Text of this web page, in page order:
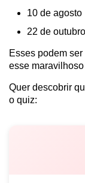
10 de agosto
22 de outubro
Esses podem
esse
Quer descobrir
o quiz: